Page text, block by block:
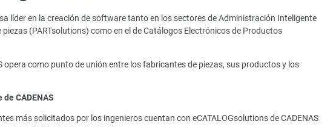
líder en la creación de software tanto en los sectores de Administración Inteligente
(PARTsolutions) como en el de Catálogos Electrónicos de Productos
opera como punto de unión entre los fabricantes de piezas, sus productos y los
CADENAS
más solicitados por los ingenieros cuentan con eCATALOGsolutions de CADENAS